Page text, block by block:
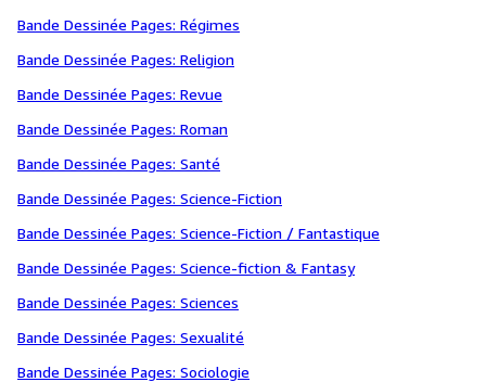
Bande Dessinée Pages: Régimes
Bande Dessinée Pages: Religion
Bande Dessinée Pages: Revue
Bande Dessinée Pages: Roman
Bande Dessinée Pages: Santé
Bande Dessinée Pages: Science-Fiction
Bande Dessinée Pages: Science-Fiction / Fantastique
Bande Dessinée Pages: Science-fiction & Fantasy
Bande Dessinée Pages: Sciences
Bande Dessinée Pages: Sexualité
Bande Dessinée Pages: Sociologie